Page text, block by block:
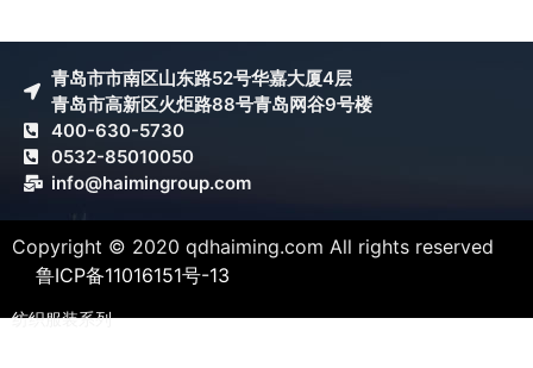
青岛市市南区山东路52号华嘉大厦4层
青岛市高新区火炬路88号青岛网谷9号楼
400-630-5730
0532-85010050
info@haimingroup.com
Copyright © 2020 qdhaiming.com All rights reserved
鲁ICP备11016151号-13
纺织服装系列